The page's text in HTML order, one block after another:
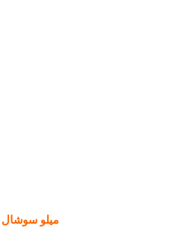
میلو سوشال